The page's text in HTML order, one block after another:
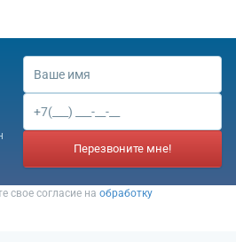
Перезвоните мне!
свое согласие на обработку